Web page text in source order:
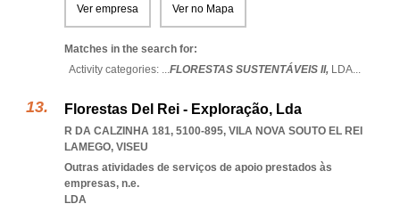
Ver empresa Ver no Mapa
Matches in the search for:
Activity categories: ...FLORESTAS SUSTENTÁVEIS II, LDA...
Florestas Del Rei - Exploração, Lda
R DA CALZINHA 181, 5100-895, VILA NOVA SOUTO EL REI
LAMEGO, VISEU
Outras atividades de serviços de apoio prestados às
empresas, n.e.
LDA